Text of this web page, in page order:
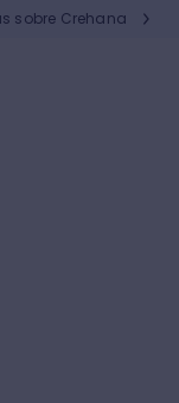
sobre Crehana